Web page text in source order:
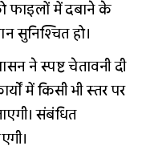
फाइलों में दबाने के
सुनिश्चित हो।
ने स्पष्ट चेतावनी दी
में किसी भी स्तर पर
संबंधित